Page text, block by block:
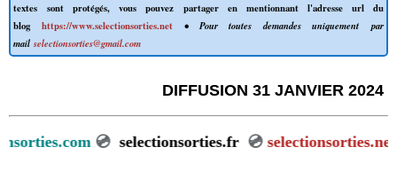
textes sont protégés, vous pouvez partager en mentionnant l'adresse url du
blog
https://www.selectionsorties.net
• Pour toutes demandes uniquement par
mail selectionsorties@gmail.com
DIFFUSION 31 JANVIER 2024
💿 selectionsorties.fr💿